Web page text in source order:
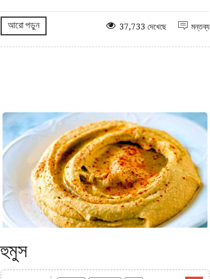
আরো পড়ুন মন্তব্য
37,733 দেখেছে
হুমুস